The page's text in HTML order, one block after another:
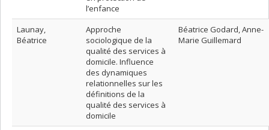
l’enfance
Launay,
Béatrice
Approche
sociologique de la
qualité des services à
domicile. Influence
des dynamiques
relationnelles sur les
définitions de la
qualité des services à
domicile
Béatrice Godard, Anne-
Marie Guillemard